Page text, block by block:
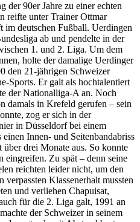
90er Jahre zu einer echten
reifte unter Trainer Ottmar
deutschen Fußball. Uerdingen
ab und pendelte in der
1. und 2. Liga. Um dem
holte der damalige Uerdinger
den 21-jährigen Schweizer
Sports. Er galt als hochtalentiert
der Nationalliga-A an. Noch
damals in Krefeld gerufen – sein
zog er sich in der
in Düsseldorf bei einem
Innen- und Seitenbandabriss
drei Monate aus. So konnte
eingreifen. Zu spät – denn seine
reichten leider nicht, um den
Klassenerhalt mussten
und verliehen Chapuisat,
für die 2. Liga galt, 1991 an
der Schweizer in seinem